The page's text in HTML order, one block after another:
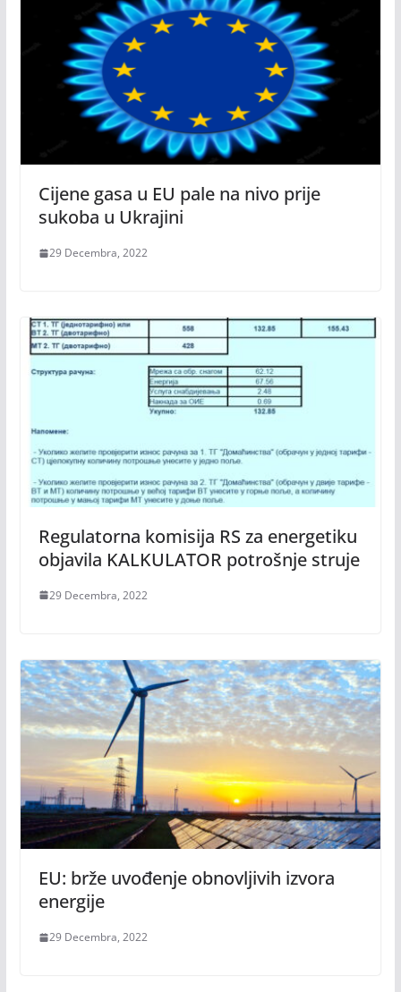
Cijene gasa u EU pale na nivo prije
sukoba u Ukrajini
29 Decembra, 2022
Regulatorna komisija RS za energetiku
objavila KALKULATOR potrošnje struje
29 Decembra, 2022
EU: brže uvođenje obnovljivih izvora
energije
29 Decembra, 2022